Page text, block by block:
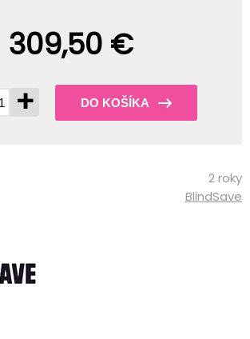
309,50 €
+ DO KOŠÍKA
2 roky
BlindSave